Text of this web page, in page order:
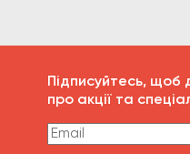
Підписуйтесь, щоб
про акції та